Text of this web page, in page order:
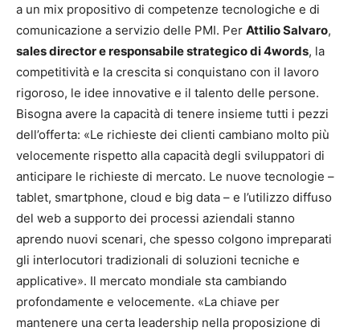
a un mix propositivo di competenze tecnologiche e di
comunicazione a servizio delle PMI. Per Attilio Salvaro,
sales director e responsabile strategico di 4words, la
competitività e la crescita si conquistano con il lavoro
rigoroso, le idee innovative e il talento delle persone.
Bisogna avere la capacità di tenere insieme tutti i pezzi
dell’offerta: «Le richieste dei clienti cambiano molto più
velocemente rispetto alla capacità degli sviluppatori di
anticipare le richieste di mercato. Le nuove tecnologie –
tablet, smartphone, cloud e big data – e l’utilizzo diffuso
del web a supporto dei processi aziendali stanno
aprendo nuovi scenari, che spesso colgono impreparati
gli interlocutori tradizionali di soluzioni tecniche e
applicative». Il mercato mondiale sta cambiando
profondamente e velocemente. «La chiave per
mantenere una certa leadership nella proposizione di